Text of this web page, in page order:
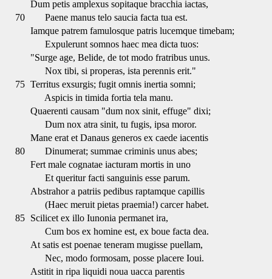
Dum petis amplexus sopitaque bracchia iactas,
70
Paene manus telo saucia facta tua est.
Iamque patrem famulosque patris lucemque timebam;
Expulerunt somnos haec mea dicta tuos:
"Surge age, Belide, de tot modo fratribus unus.
Nox tibi, si properas, ista perennis erit."
75 Territus exsurgis; fugit omnis inertia somni;
Aspicis in timida fortia tela manu.
Quaerenti causam "dum nox sinit, effuge" dixi;
Dum nox atra sinit, tu fugis, ipsa moror.
Mane erat et Danaus generos ex caede iacentis
80
Dinumerat; summae criminis unus abes;
Fert male cognatae iacturam mortis in uno
Et queritur facti sanguinis esse parum.
Abstrahor a patriis pedibus raptamque capillis
(Haec meruit pietas praemia!) carcer habet.
85
Scilicet ex illo Iunonia permanet ira,
Cum bos ex homine est, ex boue facta dea.
At satis est poenae teneram mugisse puellam,
Nec, modo formosam, posse placere Ioui.
Astitit in ripa liquidi noua uacca parentis